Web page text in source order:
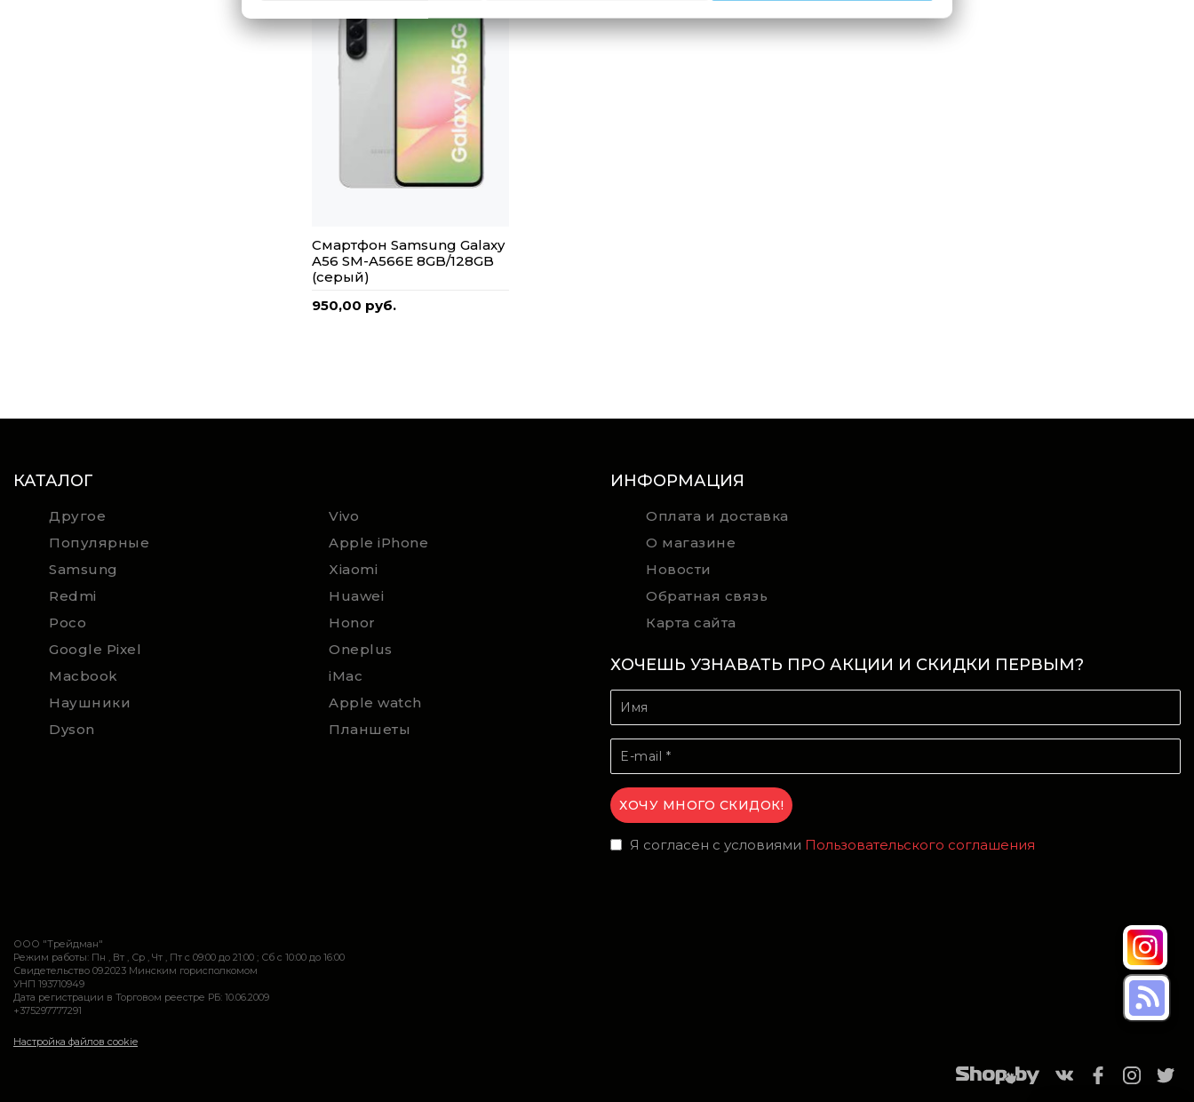
Смартфон Samsung Galaxy
A56 SM-A566E 8GB/128GB
(серый)
950,00 руб.
КАТАЛОГ
Другое
Vivo
Популярные
Apple iPhone
Samsung
Xiaomi
Redmi
Huawei
Poco
Honor
Google Pixel
Oneplus
Macbook
iMac
Наушники
Apple watch
Dyson
Планшеты
ИНФОРМАЦИЯ
Оплата и доставка
О магазине
Новости
Обратная связь
Карта сайта
ХОЧЕШЬ УЗНАВАТЬ ПРО АКЦИИ И СКИДКИ ПЕРВЫМ?
Я согласен с условиями Пользовательского соглашения
ООО "Трейдман"
Режим работы: Пн , Вт , Ср , Чт , Пт c 09:00 до 21:00 ; Сб c 10:00 до 16:00
Свидетельство 09.2023 Минским горисполкомом
УНП 193710949
Дата регистрации в Торговом реестре РБ: 10.06.2009
+375297777291
Настройка файлов cookie